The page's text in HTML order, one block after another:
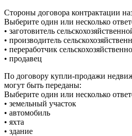
Стороны договора контрактации
Выберите один или несколько
• заготовитель
• производитель
• переработчик
• продавец
По договору купли-продажи
могут быть переданы:
Выберите один или несколько
• земельный участок
• автомобиль
• яхта
• здание